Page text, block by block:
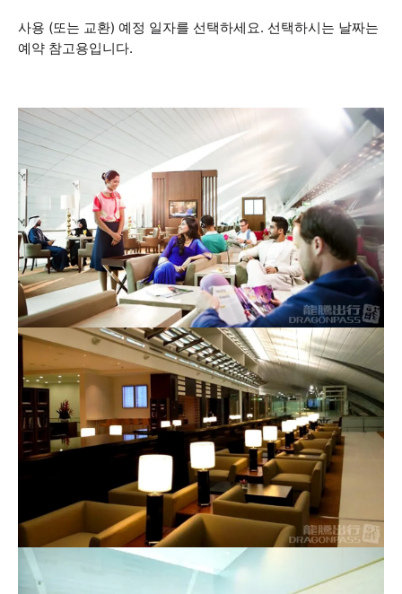
사용 (또는 교환) 예정 일자를 선택하세요. 선택하시는 날짜는
예약 참고용입니다.